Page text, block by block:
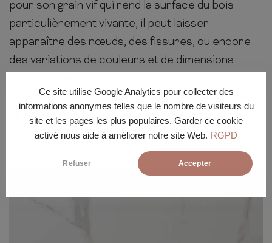
Ce site utilise Google Analytics pour collecter des
informations anonymes telles que le nombre de visiteurs du
site et les pages les plus populaires. Garder ce cookie
activé nous aide à améliorer notre site Web. RGPD
Refuser Accepter
pour son grain vif qui rend la surface du bois
particulièrement vivante, il peut laisser
apparaître des nœuds, des fissures, ou encore
des variations de couleurs et de dimensions
précieux.Ces facteurs ne constituent pas un motif
de plainte.